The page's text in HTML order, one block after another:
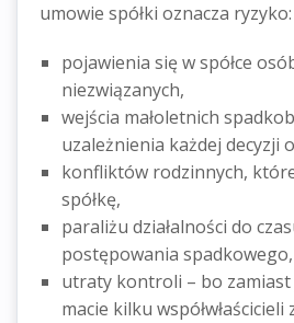
umowie spółki oznacza ryzyko:
pojawienia się w spółce
niezwiązanych,
wejścia małoletnich
uzależnienia każdej decyzji
konfliktów rodzinnych,
spółkę,
paraliżu działalności do
postępowania spadkowego,
utraty kontroli – bo
macie kilku współwłaścicieli